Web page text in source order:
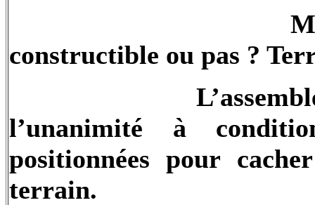
constructible ou pas ?
l’unanimité à
positionnées pour
terrain.